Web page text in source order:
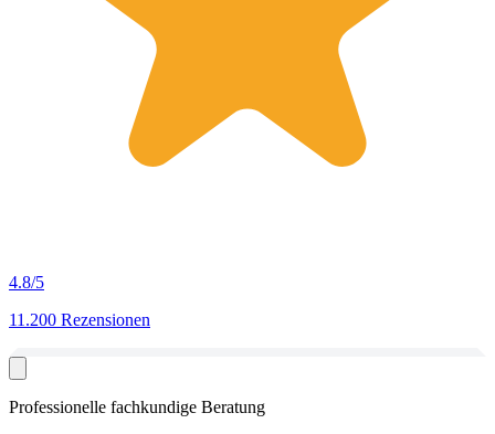
4.8/5
11.200 Rezensionen
Professionelle fachkundige Beratung